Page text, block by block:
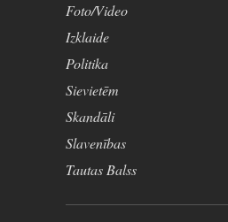
Foto/Video
Izklaide
Politika
Sievietēm
Skandāli
Slavenības
Tautas Balss